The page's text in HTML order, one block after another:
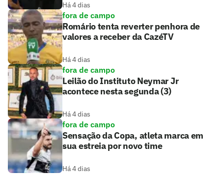
Há 4 dias
fora de campo
Romário tenta reverter penhora de
valores a receber da CazéTV
Há 4 dias
fora de campo
Leilão do Instituto Neymar Jr
acontece nesta segunda (3)
Há 4 dias
fora de campo
Sensação da Copa, atleta marca em
sua estreia por novo time
Há 4 dias